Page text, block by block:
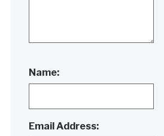
Name:
Email Address: